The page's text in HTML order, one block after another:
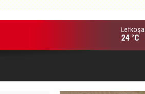
Kıbrıs’ın güneyinde yıllık enflasyon
Lefkoşa
24 °C